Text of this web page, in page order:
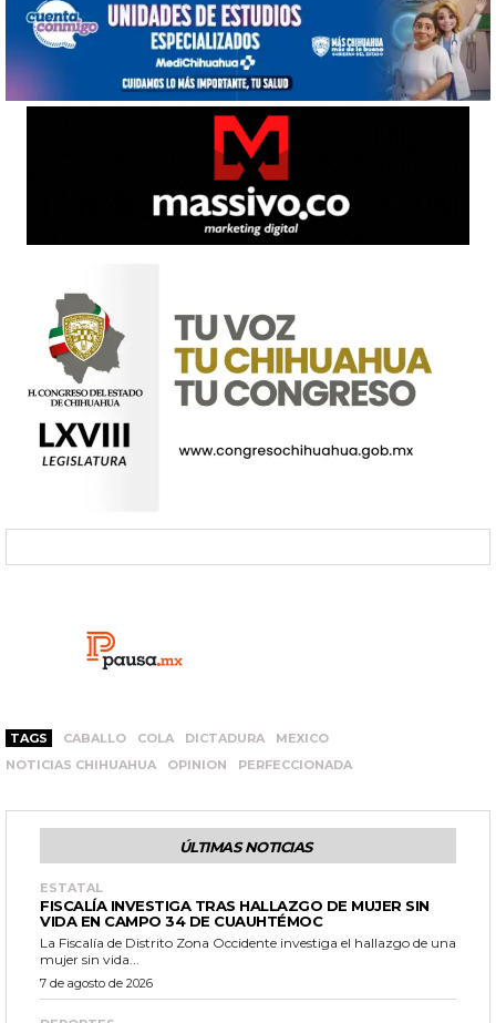
TAGS CABALLO COLA DICTADURA
MEXICO
NOTICIAS CHIHUAHUA
OPINION PERFECCIONADA
ÚLTIMAS NOTICIAS
ESTATAL
FISCALÍA INVESTIGA TRAS HALLAZGO DE MUJER SIN
VIDA EN CAMPO 34 DE CUAUHTÉMOC
La Fiscalía de Distrito Zona Occidente investiga el hallazgo de una
mujer sin vida...
7 de agosto de 2026